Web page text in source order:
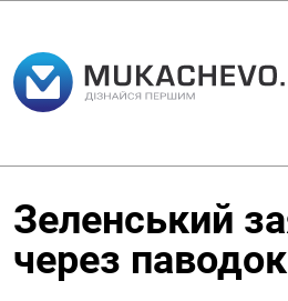
Зеленський
через паводок